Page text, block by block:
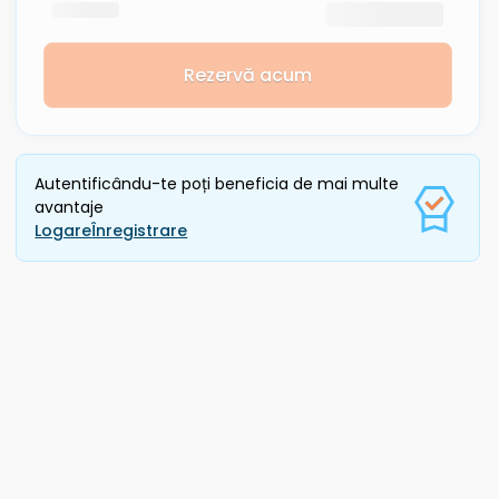
Rezervă acum
Autentificându-te poți beneficia de mai multe
avantaje
LogareÎnregistrare